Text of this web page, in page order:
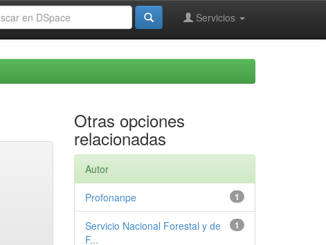
Servicios
Otras opciones
relacionadas
Autor
1
Profonanpe
1
Servicio Nacional Forestal y de
F...